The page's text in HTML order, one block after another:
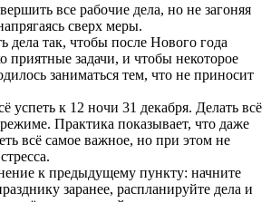
все рабочие дела, но не загоняя
сверх меры.
дела так, чтобы после Нового года
приятные задачи, и чтобы некоторое
заниматься тем, что не приносит
успеть к 12 ночи 31 декабря. Делать всё
Практика показывает, что даже
всё самое важное, но при этом не
к предыдущему пункту: начните
заранее, распланируйте дела и